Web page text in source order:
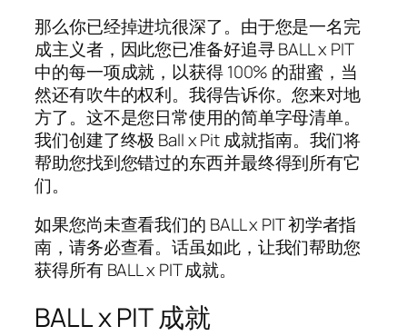
那么你已经掉进坑很深了。由于您是一名完
成主义者，因此您已准备好追寻 BALL x PIT
中的每一项成就，以获得 100% 的甜蜜，当
然还有吹牛的权利。我得告诉你。您来对地
方了。这不是您日常使用的简单字母清单。
我们创建了终极 Ball x Pit 成就指南。我们将
帮助您找到您错过的东西并最终得到所有它
们。
如果您尚未查看我们的 BALL x PIT 初学者指
南，请务必查看。话虽如此，让我们帮助您
获得所有 BALL x PIT 成就。
BALL x PIT 成就